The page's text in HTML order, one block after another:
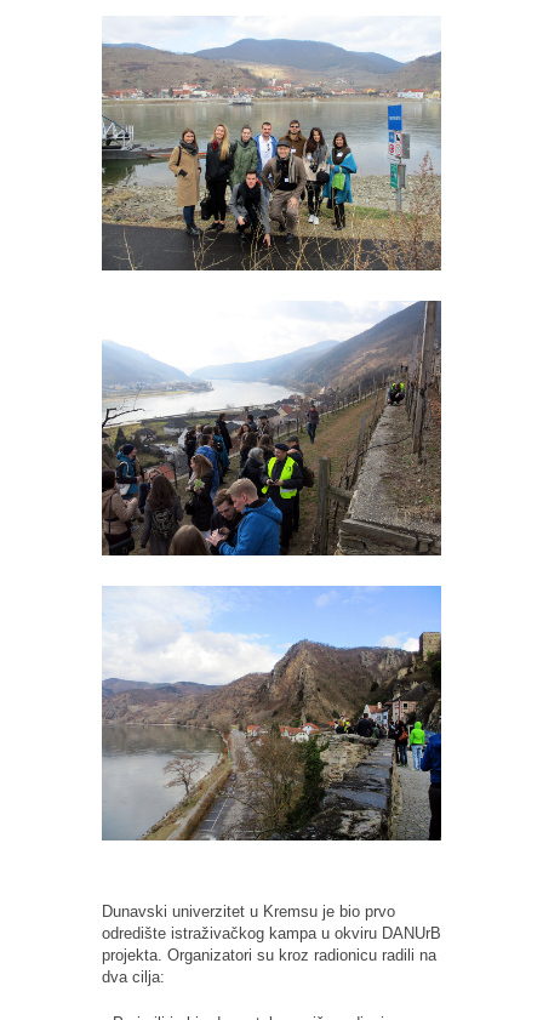
Dunavski univerzitet u Kremsu je bio prvo
odredište istraživačkog kampa u okviru DANUrB
projekta. Organizatori su kroz radionicu radili na
dva cilja: